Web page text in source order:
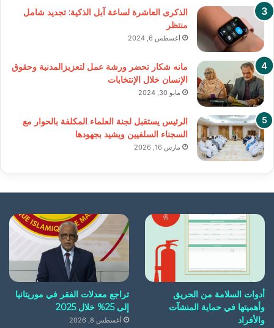
الذكرى العاشرة لساعة آبل الذكية: تجديد شامل
منتظر
أغسطس 6, 2024
مانه شكار تحضر ورشة عمل لتعزيزالمدنية وحقوق
الإنسان خلال الإنتخابات
مايو 30, 2024
الرئيس يستقبل لجنة العلماء المكلفة بالحوار مع
السجناء السلفيين ويشيد بجهودها
مارس 16, 2026
أدوات السلامة من الحريق
وأهميتها في حماية المنشآت
والأفراد
تراجع معدلات الفقر في موريتانيا
إلى 25% خلال 2025
أغسطس 8, 2026